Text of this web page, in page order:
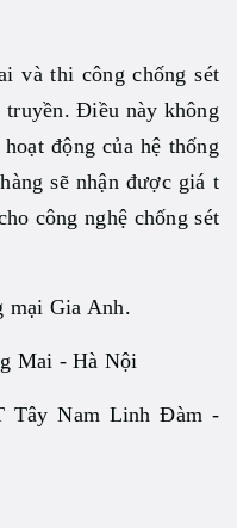
và thi công chống sét
truyền. Điều này không
động của hệ thống
sẽ nhận được giá t
công nghệ chống sét
mại Gia Anh.
Mai - Hà Nội
Tây Nam Linh Đàm -